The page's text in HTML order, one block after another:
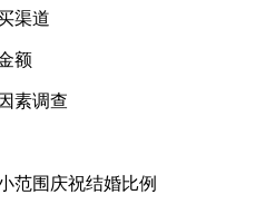
渠道
额
素调查
范围庆祝结婚比例